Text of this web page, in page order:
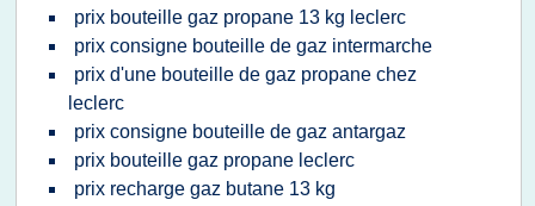
prix bouteille gaz propane 13 kg leclerc
prix consigne bouteille de gaz intermarche
prix d'une bouteille de gaz propane chez
leclerc
prix consigne bouteille de gaz antargaz
prix bouteille gaz propane leclerc
prix recharge gaz butane 13 kg